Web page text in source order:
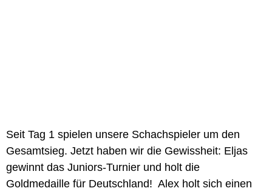
Seit Tag 1 spielen unsere Schachspieler um den
Gesamtsieg. Jetzt haben wir die Gewissheit: Eljas
gewinnt das Juniors-Turnier und holt die
Goldmedaille für Deutschland! Alex holt sich einen